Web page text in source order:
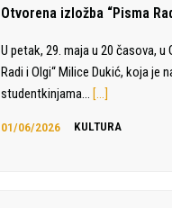
Otvorena izložba “Pisma
U petak, 29. maja u 20 časova,
Radi i Olgi“ Milice Dukić, koja je
studentkinjama…
[…]
01/06/2026 KULTURA